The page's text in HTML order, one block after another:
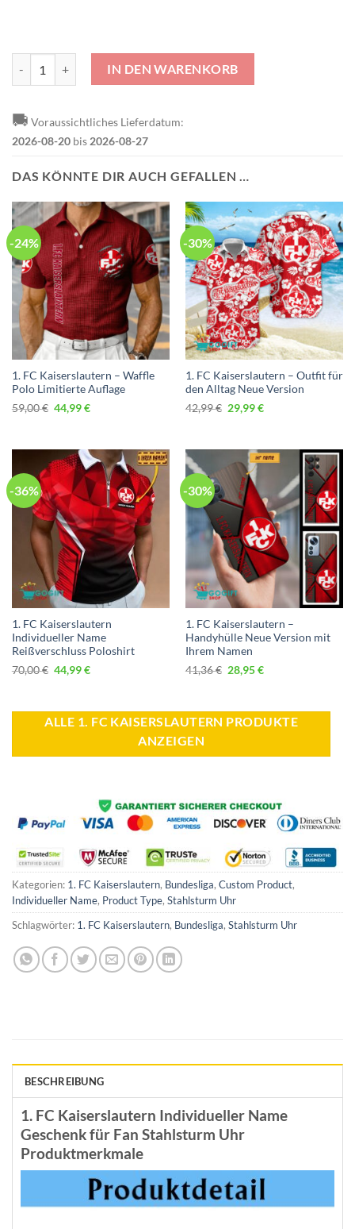
1. FC Kaiserslautern Individueller Name Geschenk für Fan
IN DEN WARENKORB
🚚 Voraussichtliches Lieferdatum:
2026-08-20 bis 2026-08-27
DAS KÖNNTE DIR AUCH GEFALLEN …
-24%
1. FC Kaiserslautern – Waffle
Polo Limitierte Auflage
59,00€ Ursprünglicher
Preis
44,99€Aktueller
-30%
1. FC Kaiserslautern – Outfit für
den Alltag Neue Version
42,99€ Ursprünglicher
Preis
29,99€Aktueller
-36%
1. FC Kaiserslautern
Individueller Name
Reißverschluss Poloshirt
70,00€ Ursprünglicher
Preis
44,99€Aktueller
-30%
1. FC Kaiserslautern –
Handyhülle Neue Version mit
Ihrem Namen
41,36€ Ursprünglicher
Preis
28,95€Aktueller
ALLE 1. FC KAISERSLAUTERN PRODUKTE
ANZEIGEN
Kategorien: 1. FC Kaiserslautern, Bundesliga, Custom Product,
Individueller Name, Product Type, Stahlsturm Uhr
Schlagwörter: 1. FC Kaiserslautern, Bundesliga, Stahlsturm Uhr
BESCHREIBUNG
1. FC Kaiserslautern Individueller Name
Geschenk für Fan Stahlsturm Uhr
Produktmerkmale